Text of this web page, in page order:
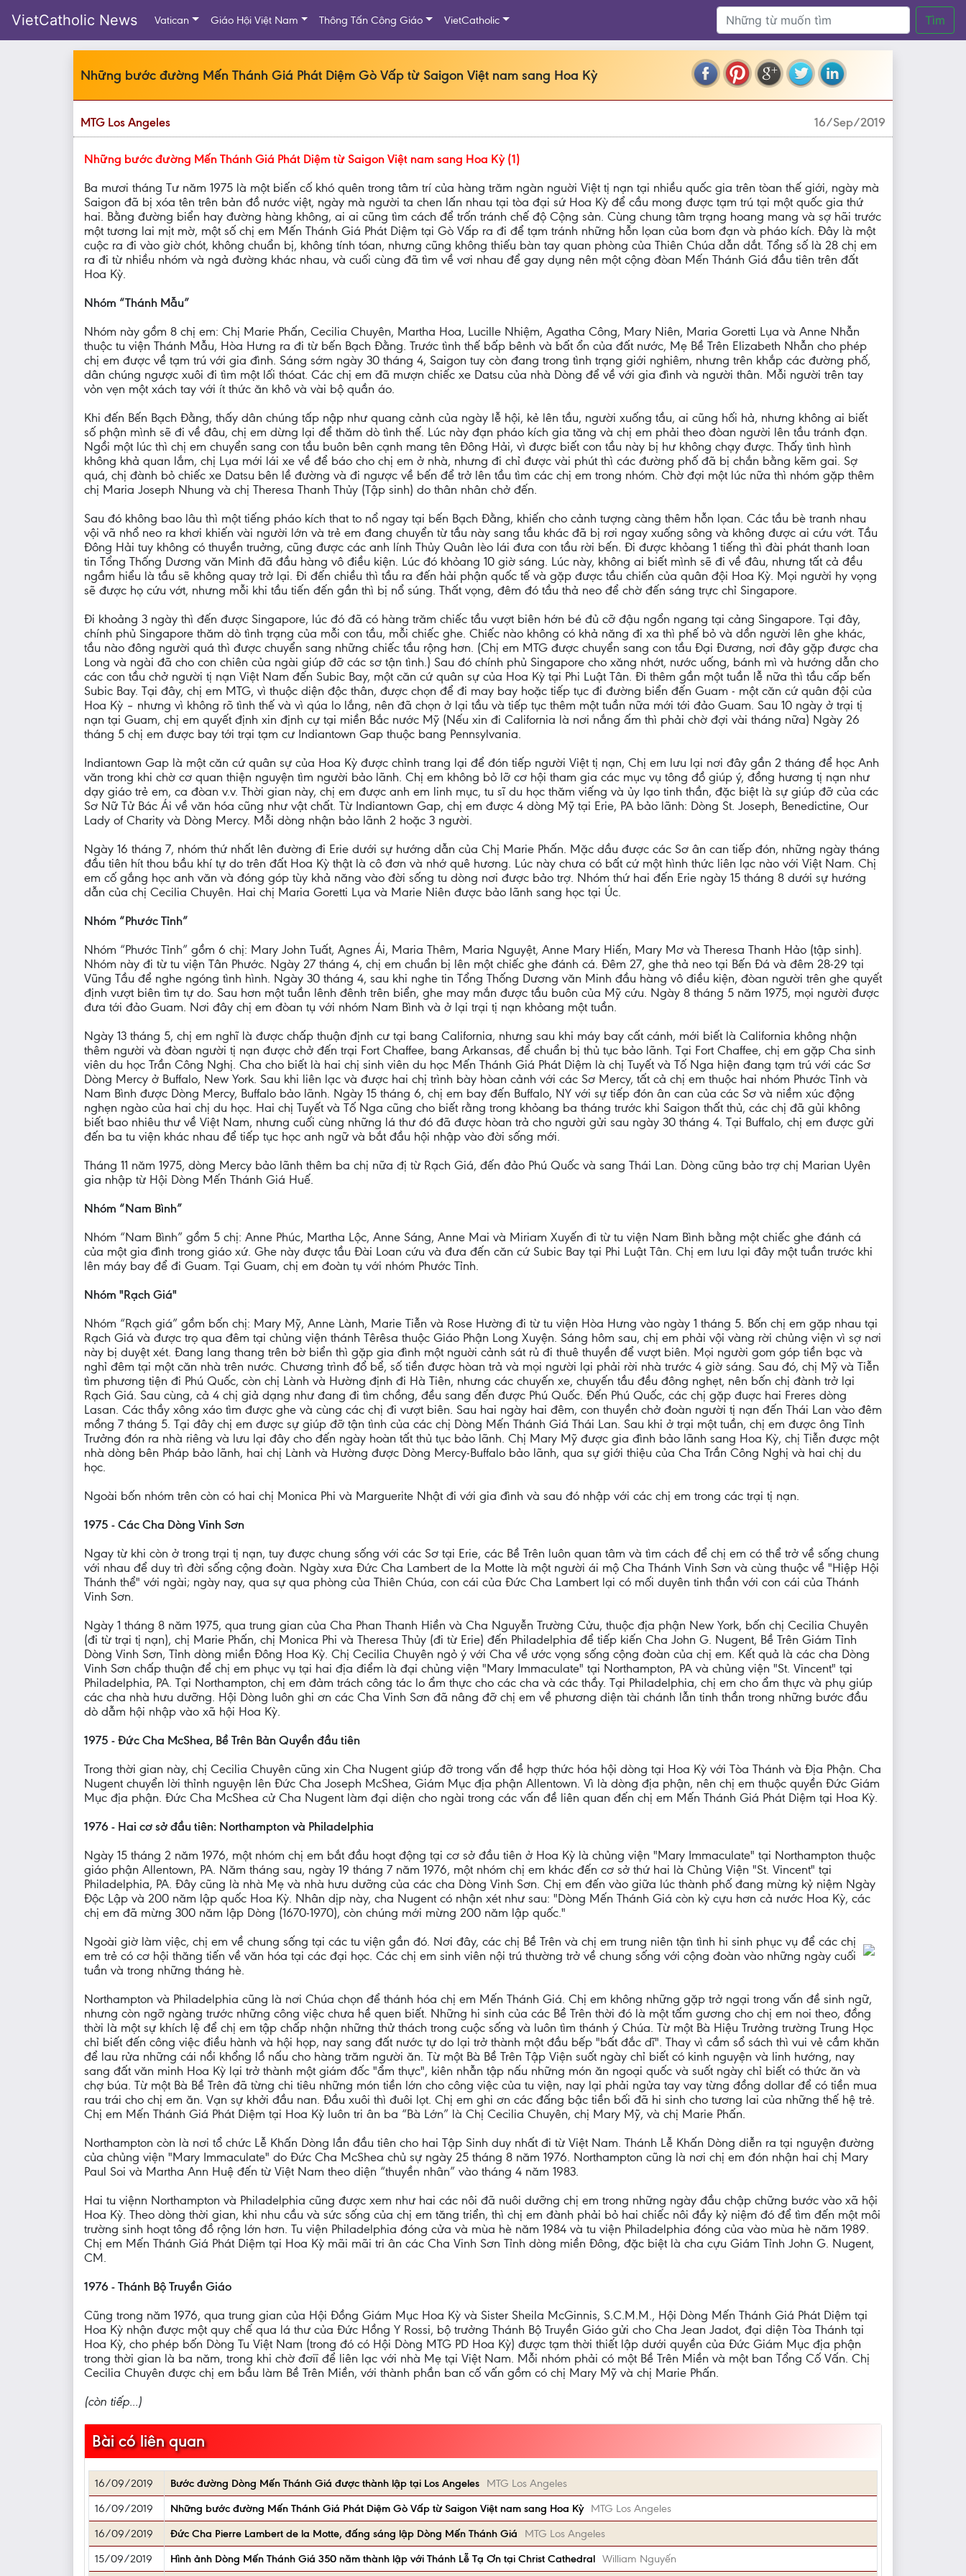
VietCatholic News Vatican Giáo Hội Việt Nam Thông Tấn Công Giáo VietCatholic Tìm
Những bước đường Mến Thánh Giá Phát Diệm Gò Vấp từ Saigon Việt nam sang Hoa Kỳ
MTG Los Angeles 16/Sep/2019
Những bước đường Mến Thánh Giá Phát Diệm từ Saigon Việt nam sang Hoa Kỳ (1)
Ba mươi tháng Tư năm 1975 là một biến cố khó quên trong tâm trí của hàng trăm ngàn nguời Việt tị nạn tại nhiều quốc gia trên tòan thế giới, ngày mà
Saigon đã bị xóa tên trên bản đồ nước việt, ngày mà người ta chen lấn nhau tại tòa đại sứ Hoa Kỳ để cầu mong được tạm trú tại một quốc gia thứ
hai. Bằng đường biển hay đường hàng không, ai ai cũng tìm cách để trốn tránh chế độ Cộng sản. Cùng chung tâm trạng hoang mang và sợ hãi trước
một tương lai mịt mờ, một số chị em Mến Thánh Giá Phát Diệm tại Gò Vấp ra đi để tạm tránh những hỗn lọan của bom đạn và pháo kích. Ðây là một
cuộc ra đi vào giờ chót, không chuẩn bị, không tính tóan, nhưng cũng không thiếu bàn tay quan phòng của Thiên Chúa dẫn dắt. Tổng số là 28 chị em
ra đi từ nhiều nhóm và ngả đường khác nhau, và cuối cùng đã tìm về vơi nhau để gay dụng nên một cộng đòan Mến Thánh Giá đầu tiên trên đất
Hoa Kỳ.
Nhóm “Thánh Mẫu”
Nhóm này gồm 8 chị em: Chị Marie Phấn, Cecilia Chuyên, Martha Hoa, Lucille Nhiệm, Agatha Công, Mary Niên, Maria Goretti Lụa và Anne Nhẫn
thuộc tu viện Thánh Mẫu, Hòa Hưng ra đi từ bến Bạch Ðằng. Trước tình thế bấp bênh và bất ổn của đất nước, Mẹ Bề Trên Elizabeth Nhẫn cho phép
chị em được về tạm trú với gia đình. Sáng sớm ngày 30 tháng 4, Saigon tuy còn đang trong tình trạng giới nghiêm, nhưng trên khắp các đường phố,
dân chúng ngược xuôi đi tìm một lối thóat. Các chị em đã mượn chiếc xe Datsu của nhà Dòng để về với gia đình và người thân. Mỗi người trên tay
vỏn vẹn một xách tay với ít thức ăn khô và vài bộ quần áo.
Khi đến Bến Bạch Ðằng, thấy dân chúng tấp nập như quang cảnh của ngày lễ hội, kẻ lên tầu, người xuống tầu, ai cũng hối hả, nhưng không ai biết
số phận mình sẽ đi về đâu, chị em dừng lại để thăm dò tình thế. Lúc này đạn pháo kích gia tăng và chị em phải theo đòan người lên tầu tránh đạn.
Ngồi một lúc thì chị em chuyển sang con tầu buôn bên cạnh mang tên Ðông Hải, vì được biết con tầu này bị hư không chạy được. Thấy tình hình
không khả quan lắm, chị Lụa mới lái xe về để báo cho chị em ở nhà, nhưng đi chỉ được vài phút thì các đường phố đã bị chắn bằng kẽm gai. Sợ
quá, chị đành bỏ chiếc xe Datsu bên lề đường và đi ngược về bến để trở lên tầu tìm các chị em trong nhóm. Chờ đợi một lúc nữa thì nhóm gặp thêm
chị Maria Joseph Nhung và chị Theresa Thanh Thủy (Tập sinh) do thân nhân chở đến.
Sau đó không bao lâu thì một tiếng pháo kích that to nổ ngay tại bến Bạch Ðằng, khiến cho cảnh tượng càng thêm hỗn lọan. Các tầu bè tranh nhau
vội vã nhổ neo ra khơi khiến vài người lớn và trẻ em đang chuyển từ tầu này sang tầu khác đã bị rơi ngay xuống sông và không được ai cứu vớt. Tầu
Ðông Hải tuy không có thuyền truởng, cũng được các anh lính Thủy Quân lèo lái đưa con tầu rời bến. Ði được khỏang 1 tiếng thì đài phát thanh loan
tin Tổng Thống Dương văn Minh đã đầu hàng vô điều kiện. Lúc đó khỏang 10 giờ sáng. Lúc này, không ai biết mình sẽ đi về đâu, nhưng tất cả đều
ngầm hiểu là tầu sẽ không quay trở lại. Ði đến chiều thì tầu ra đến hải phận quốc tế và gặp được tầu chiến của quân đội Hoa Kỳ. Mọi người hy vọng
sẽ được họ cứu vớt, nhưng mỗi khi tầu tiến đến gần thì bị nổ súng. Thất vọng, đêm đó tầu thả neo để chờ đến sáng trực chỉ Singapore.
Ði khoảng 3 ngày thì đến được Singapore, lúc đó đã có hàng trăm chiếc tầu vượt biên hớn bé đủ cỡ đậu ngổn ngang tại cảng Singapore. Tại đây,
chính phủ Singapore thăm dò tình trạng của mỗi con tầu, mỗi chiếc ghe. Chiếc nào không có khả năng đi xa thì phế bỏ và dồn người lên ghe khác,
tầu nào đông người quá thì được chuyển sang những chiếc tầu rộng hơn. (Chị em MTG được chuyển sang con tầu Ðại Ðương, nơi đây gặp được cha
Long và ngài đã cho con chiên của ngài giúp đỡ các sơ tận tình.) Sau đó chính phủ Singapore cho xăng nhớt, nước uống, bánh mì và hướng dẫn cho
các con tầu chở người tị nạn Việt Nam đến Subic Bay, một căn cứ quân sự của Hoa Kỳ tại Phi Luật Tân. Ði thêm gần một tuần lễ nữa thì tầu cấp bến
Subic Bay. Tại đây, chị em MTG, vì thuộc diện độc thân, được chọn để đi may bay hoặc tiếp tục đi đường biển đến Guam - một căn cứ quân đội của
Hoa Kỳ – nhưng vì không rõ tình thế và vì qúa lo lắng, nên đã chọn ở lại tầu và tiếp tục thêm một tuần nữa mới tới đảo Guam. Sau 10 ngày ở trại tị
nạn tại Guam, chị em quyết định xin định cự tại miền Bắc nước Mỹ (Nếu xin đi California là nơi nắng ấm thì phải chờ đợi vài tháng nữa) Ngày 26
tháng 5 chị em được bay tới trại tạm cư Indiantown Gap thuộc bang Pennsylvania.
Indiantown Gap là một căn cứ quân sự của Hoa Kỳ được chỉnh trang lại để đón tiếp người Việt tị nạn, Chị em lưu lại nơi đây gần 2 tháng để học Anh
văn trong khi chờ cơ quan thiện nguyện tìm người bảo lãnh. Chị em không bỏ lỡ cơ hội tham gia các mục vụ tông đồ giúp ý, đồng hương tị nạn như
dạy giáo trẻ em, ca đòan v.v. Thời gian này, chị em được anh em linh mục, tu sĩ du học thăm viếng và ủy lạo tinh thần, đặc biệt là sự giúp đỡ của các
Sơ Nữ Tử Bác Ái về văn hóa cũng như vật chất. Từ Indiantown Gap, chị em được 4 dòng Mỹ tại Erie, PA bảo lãnh: Dòng St. Joseph, Benedictine, Our
Lady of Charity và Dòng Mercy. Mỗi dòng nhận bảo lãnh 2 hoặc 3 người.
Ngày 16 tháng 7, nhóm thứ nhất lên đường đi Erie dưới sự hướng dẫn của Chị Marie Phấn. Mặc dầu được các Sơ ân can tiếp đón, những ngày tháng
đầu tiên hít thou bầu khí tự do trên đất Hoa Kỳ thật là cô đơn và nhớ quê hương. Lúc này chưa có bất cứ một hình thức liên lạc nào với Việt Nam. Chị
em cố gắng học anh văn và đóng góp tùy khả năng vào đời sống tu dòng nơi được bảo trợ. Nhóm thứ hai đến Erie ngày 15 tháng 8 dưới sự hướng
dẫn của chị Cecilia Chuyên. Hai chị Maria Goretti Lụa và Marie Niên được bảo lãnh sang học tại Úc.
Nhóm “Phước Tỉnh”
Nhóm “Phước Tỉnh” gồm 6 chị: Mary John Tuất, Agnes Ái, Maria Thêm, Maria Nguyệt, Anne Mary Hiến, Mary Mơ và Theresa Thanh Hảo (tập sinh).
Nhóm này đi từ tu viện Tân Phước. Ngày 27 tháng 4, chị em chuẩn bị lên một chiếc ghe đánh cá. Ðêm 27, ghe thả neo tại Bến Ðá và đêm 28-29 tại
Vũng Tầu để nghe ngóng tình hình. Ngày 30 tháng 4, sau khi nghe tin Tổng Thống Dương văn Minh đầu hàng vô điều kiện, đòan người trên ghe quyết
định vượt biên tìm tự do. Sau hơn một tuần lênh đênh trên biển, ghe may mắn được tầu buôn của Mỹ cứu. Ngày 8 tháng 5 năm 1975, mọi người được
đưa tới đảo Guam. Nơi đây chị em đòan tụ với nhóm Nam Bình và ở lại trại tị nạn khỏang một tuần.
Ngày 13 tháng 5, chị em nghĩ là được chấp thuận định cư tại bang California, nhưng sau khi máy bay cất cánh, mới biết là California không nhận
thêm người và đòan người tị nạn được chở đến trại Fort Chaffee, bang Arkansas, để chuẩn bị thủ tục bảo lãnh. Tại Fort Chaffee, chị em gặp Cha sinh
viên du học Trần Công Nghị. Cha cho biết là hai chị sinh viên du học Mến Thánh Giá Phát Diệm là chị Tuyết và Tố Nga hiện đang tạm trú với các Sơ
Dòng Mercy ở Buffalo, New York. Sau khi liên lạc và được hai chị trình bày hòan cảnh với các Sơ Mercy, tất cả chị em thuộc hai nhóm Phước Tỉnh và
Nam Bình được Dòng Mercy, Buffalo bảo lãnh. Ngày 15 tháng 6, chị em bay đến Buffalo, NY với sự tiếp đón ân can của các Sơ và niềm xúc động
nghẹn ngào của hai chị du học. Hai chị Tuyết và Tố Nga cũng cho biết rằng trong khỏang ba tháng trước khi Saigon thất thủ, các chị đã gủi không
biết bao nhiêu thư về Việt Nam, nhưng cuối cùng những lá thư đó đã được hòan trả cho người gửi sau ngày 30 tháng 4. Tại Buffalo, chị em được gửi
đến ba tu viện khác nhau để tiếp tục học anh ngữ và bắt đầu hội nhập vào đời sống mới.
Tháng 11 năm 1975, dòng Mercy bảo lãnh thêm ba chị nữa đị từ Rạch Giá, đến đảo Phú Quốc và sang Thái Lan. Dòng cũng bảo trợ chị Marian Uyên
gia nhập từ Hội Dòng Mến Thánh Giá Huế.
Nhóm “Nam Bình”
Nhóm “Nam Bình” gồm 5 chị: Anne Phúc, Martha Lộc, Anne Sáng, Anne Mai và Miriam Xuyến đi từ tu viện Nam Bình bằng một chiếc ghe đánh cá
của một gia đình trong giáo xứ. Ghe này được tầu Ðài Loan cứu và đưa đến căn cứ Subic Bay tại Phi Luật Tân. Chị em lưu lại đây một tuần trước khi
lên máy bay để đi Guam. Tại Guam, chị em đoàn tụ với nhóm Phước Tỉnh.
Nhóm "Rạch Giá"
Nhóm “Rạch giá” gồm bốn chị: Mary Mỹ, Anne Lành, Marie Tiễn và Rose Hường đi từ tu viện Hòa Hưng vào ngày 1 tháng 5. Bốn chị em gặp nhau tại
Rạch Giá và được trọ qua đêm tại chủng viện thánh Têrêsa thuộc Giáo Phận Long Xuyện. Sáng hôm sau, chị em phải vội vàng rời chủng viện vì sợ nơi
này bị duyệt xét. Ðang lang thang trên bờ biển thì gặp gia đình một nguời cảnh sát rủ đi thuê thuyền để vượt biên. Mọi người gom góp tiền bạc và
nghỉ đêm tại một căn nhà trên nước. Chương trình đổ bể, số tiền được hòan trả và mọi người lại phải rời nhà trước 4 giờ sáng. Sau đó, chị Mỹ và Tiễn
tìm phương tiện đi Phú Quốc, còn chị Lành và Hường định đi Hà Tiên, nhưng các chuyến xe, chuyến tầu đều đông nghẹt, nên bốn chị đành trở lại
Rạch Giá. Sau cùng, cả 4 chị giả dạng như đang đi tìm chồng, đều sang đến được Phú Quốc. Ðến Phú Quốc, các chị gặp đuợc hai Freres dòng
Lasan. Các thầy xông xáo tìm được ghe và cùng các chị đi vượt biên. Sau hai ngày hai đêm, con thuyền chở đoàn người tị nạn đến Thái Lan vào đêm
mồng 7 tháng 5. Tại đây chị em được sự giúp đỡ tận tình của các chị Dòng Mến Thánh Giá Thái Lan. Sau khi ở trại một tuần, chị em được ông Tỉnh
Trưởng đón ra nhà riêng và lưu lại đây cho đến ngày hoàn tất thủ tục bảo lãnh. Chị Mary Mỹ được gia đình bảo lãnh sang Hoa Kỳ, chị Tiễn được một
nhà dòng bên Pháp bảo lãnh, hai chị Lành và Hường được Dòng Mercy-Buffalo bảo lãnh, qua sự giới thiệu của Cha Trần Công Nghị và hai chị du
học.
Ngoài bốn nhóm trên còn có hai chị Monica Phi và Marguerite Nhật đi với gia đình và sau đó nhập với các chị em trong các trại tị nạn.
1975 - Các Cha Dòng Vinh Sơn
Ngay từ khi còn ở trong trại tị nạn, tuy được chung sống với các Sơ tại Erie, các Bề Trên luôn quan tâm và tìm cách để chị em có thể trở về sống chung
với nhau để duy trì đời sống cộng đoàn. Ngày xưa Ðức Cha Lambert de la Motte là một người ái mộ Cha Thánh Vinh Sơn và cùng thuộc về "Hiệp Hội
Thánh thể" với ngài; ngày nay, qua sự qua phòng của Thiên Chúa, con cái của Ðức Cha Lambert lại có mối duyên tinh thần với con cái của Thánh
Vinh Sơn.
Ngày 1 tháng 8 năm 1975, qua trung gian của Cha Phan Thanh Hiền và Cha Nguyễn Trường Cửu, thuộc địa phận New York, bốn chị Cecilia Chuyên
(đi từ trại tị nạn), chị Marie Phấn, chị Monica Phi và Theresa Thủy (đi từ Erie) đến Philadelphia để tiếp kiến Cha John G. Nugent, Bề Trên Giám Tỉnh
Dòng Vinh Sơn, Tỉnh dòng miền Ðông Hoa Kỳ. Chị Cecilia Chuyên ngỏ ý với Cha về ước vọng sống cộng đoàn của chị em. Kết quả là các cha Dòng
Vinh Sơn chấp thuận để chị em phục vụ tại hai địa điểm là đại chủng viện "Mary Immaculate" tại Northampton, PA và chủng viện "St. Vincent" tại
Philadelphia, PA. Tại Northampton, chị em đảm trách công tác lo ẩm thực cho các cha và các thầy. Tại Philadelphia, chị em cho ẩm thực và phụ giúp
các cha nhà hưu dưỡng. Hội Dòng luôn ghi ơn các Cha Vinh Sơn đã nâng đỡ chị em về phương diện tài chánh lẫn tinh thần trong những bước đầu
dò dẫm hội nhập vào xã hội Hoa Kỳ.
1975 - Ðức Cha McShea, Bề Trên Bản Quyền đầu tiên
Trong thời gian này, chị Cecilia Chuyên cũng xin Cha Nugent giúp đỡ trong vấn đề hợp thức hóa hội dòng tại Hoa Kỳ với Tòa Thánh và Ðịa Phận. Cha
Nugent chuyển lời thỉnh nguyện lên Ðức Cha Joseph McShea, Giám Mục địa phận Allentown. Vì là dòng địa phận, nên chị em thuộc quyền Ðức Giám
Mục địa phận. Ðức Cha McShea cử Cha Nugent làm đại diện cho ngài trong các vấn đề liên quan đến chị em Mến Thánh Giá Phát Diệm tại Hoa Kỳ.
1976 - Hai cơ sở đầu tiên: Northampton và Philadelphia
Ngày 15 tháng 2 năm 1976, một nhóm chị em bắt đầu hoạt động tại cơ sở đầu tiên ở Hoa Kỳ là chủng viện "Mary Immaculate" tại Northampton thuộc
giáo phận Allentown, PA. Năm tháng sau, ngày 19 tháng 7 năm 1976, một nhóm chị em khác đến cơ sở thứ hai là Chủng Viện "St. Vincent" tại
Philadelphia, PA. Ðây cũng là nhà Mẹ và nhà hưu dưỡng của các cha Dòng Vinh Sơn. Chị em đến vào giữa lúc thành phố đang mừng kỷ niệm Ngày
Ðộc Lập và 200 năm lập quốc Hoa Kỳ. Nhân dịp này, cha Nugent có nhận xét như sau: "Dòng Mến Thánh Giá còn kỳ cựu hơn cả nước Hoa Kỳ, các
chị em đã mừng 300 năm lập Dòng (1670-1970), còn chúng mới mừng 200 năm lập quốc."
Ngoài giờ làm việc, chị em về chung sống tại các tu viện gần đó. Nơi đây, các chị Bề Trên và chị em trung niên tận tình hi sinh phục vụ để các chị
em trẻ có cơ hội thăng tiến về văn hóa tại các đại học. Các chị em sinh viên nội trú thường trở về chung sống với cộng đoàn vào những ngày cuối
tuần và trong những tháng hè.
Northampton và Philadelphia cũng là nơi Chúa chọn để thánh hóa chị em Mến Thánh Giá. Chị em không những gặp trở ngại trong vấn đề sinh ngữ,
nhưng còn ngỡ ngàng trước những công việc chưa hề quen biết. Những hi sinh của các Bề Trên thời đó là một tấm gương cho chị em noi theo, đồng
thời là một sự khích lệ để chị em tập chấp nhận những thử thách trong cuộc sống và luôn tìm thánh ý Chúa. Từ một Bà Hiệu Trưởng trường Trung Học
chỉ biết đến công việc điều hành và hội họp, nay sang đất nước tự do lại trở thành một đầu bếp "bất đắc dĩ". Thay vì cầm sổ sách thì vui vẻ cầm khăn
để lau rửa những cái nồi khổng lồ nấu cho hàng trăm người ăn. Từ một Bà Bề Trên Tập Viện suốt ngày chỉ biết có kinh nguyện và linh hướng, nay
sang đất văn minh Hoa Kỳ lại trở thành một giám đốc "ẩm thực", kiên nhẫn tập nấu những món ăn ngoại quốc và suốt ngày chỉ biết có thức ăn và
chợ búa. Từ một Bà Bề Trên đã từng chi tiêu những món tiền lớn cho công việc của tu viện, nay lại phải ngửa tay vay từng đồng dollar để có tiền mua
rau trái cho chị em ăn. Vạn sự khởi đầu nan. Ðầu xuôi thì đuôi lọt. Chị em ghi ơn các đấng bậc tiền bối đã hi sinh cho tương lai của những thế hệ trẻ.
Chị em Mến Thánh Giá Phát Diệm tại Hoa Kỳ luôn tri ân ba “Bà Lớn” là Chị Cecilia Chuyên, chị Mary Mỹ, và chị Marie Phấn.
Northampton còn là nơi tổ chức Lễ Khấn Dòng lần đầu tiên cho hai Tập Sinh duy nhất đi từ Việt Nam. Thánh Lễ Khấn Dòng diễn ra tại nguyện đường
của chủng viện "Mary Immaculate" do Ðức Cha McShea chủ sự ngày 25 tháng 8 năm 1976. Northampton cũng là nơi chị em đón nhận hai chị Mary
Paul Soi và Martha Ann Huệ đến từ Việt Nam theo diện “thuyền nhân” vào tháng 4 năm 1983.
Hai tu việnn Northampton và Philadelphia cũng được xem như hai các nôi đã nuôi dưỡng chị em trong những ngày đầu chập chững bước vào xã hội
Hoa Kỳ. Theo dòng thời gian, khi nhu cầu và sức sống của chị em tăng triển, thì chị em đành phải bỏ hai chiếc nôi đầy kỷ niệm đó để tìm đến một môi
trường sinh hoạt tông đồ rộng lớn hơn. Tu viện Philadelphia đóng cửa và mùa hè năm 1984 và tu viện Philadelphia đóng của vào mùa hè năm 1989.
Chị em Mến Thánh Giá Phát Diệm tại Hoa Kỳ mãi mãi tri ân các Cha Vinh Sơn Tỉnh dòng miền Ðông, đặc biệt là cha cựu Giám Tỉnh John G. Nugent,
CM.
1976 - Thánh Bộ Truyền Giáo
Cũng trong năm 1976, qua trung gian của Hội Ðồng Giám Mục Hoa Kỳ và Sister Sheila McGinnis, S.C.M.M., Hội Dòng Mến Thánh Giá Phát Diệm tại
Hoa Kỳ nhận được một quy chế qua lá thư của Ðức Hồng Y Rossi, bộ trưởng Thánh Bộ Truyền Giáo gửi cho Cha Jean Jadot, đại diện Tòa Thánh tại
Hoa Kỳ, cho phép bốn Dòng Tu Việt Nam (trong đó có Hội Dòng MTG PD Hoa Kỳ) được tạm thời thiết lập dưới quyền của Ðức Giám Mục địa phận
trong thời gian là ba năm, trong khi chờ đơiï để liên lạc với nhà Mẹ tại Việt Nam. Mỗi nhóm phải có một Bề Trên Miền và một ban Tổng Cố Vấn. Chị
Cecilia Chuyên được chị em bầu làm Bề Trên Miền, với thành phần ban cố vấn gồm có chị Mary Mỹ và chị Marie Phấn.
(còn tiếp...)
Bài có liên quan
16/09/2019 Bước đường Dòng Mến Thánh Giá được thành lập tại Los Angeles
MTG Los Angeles
16/09/2019
Những bước đường Mến Thánh Giá Phát Diệm Gò Vấp từ Saigon Việt nam sang Hoa Kỳ
MTG Los Angeles
16/09/2019
Đức Cha Pierre Lambert de la Motte, đấng sáng lập Dòng Mến Thánh Giá
MTG Los Angeles
15/09/2019
Hình ảnh Dòng Mến Thánh Giá 350 năm thành lập với Thánh Lễ Tạ Ơn tại Christ Cathedral William Nguyến